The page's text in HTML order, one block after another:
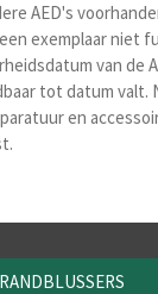
AED's
exemplaar niet
van de
tot datum valt.
en